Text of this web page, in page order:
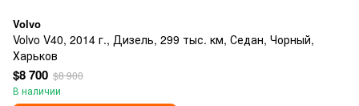
Volvo
Volvo V40, 2014 г., Дизель, 299 тыс. км, Седан, Чорный,
Харьков
$8 700 $8 900
В наличии